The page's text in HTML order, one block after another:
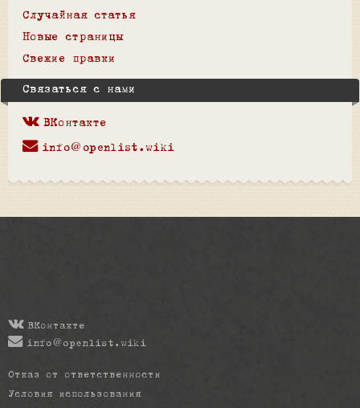
Случайная статья
Новые страницы
Свежие правки
Связаться с нами
ВКонтакте
info@openlist.wiki
ВКонтакте
info@openlist.wiki
Отказ от ответственности
Условия использования